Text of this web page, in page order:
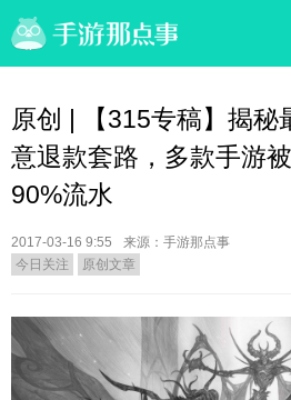
原创 | 【315专稿】揭秘
意退款套路，多款手游
90%流水
2017-03-16 9:55
来源：手游那点事
今日关注
原创文章